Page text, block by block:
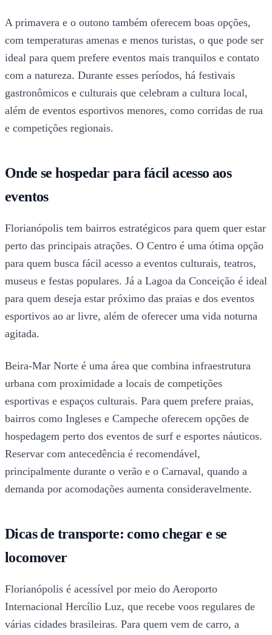
A primavera e o outono também oferecem boas opções,
com temperaturas amenas e menos turistas, o que pode ser
ideal para quem prefere eventos mais tranquilos e contato
com a natureza. Durante esses períodos, há festivais
gastronômicos e culturais que celebram a cultura local,
além de eventos esportivos menores, como corridas de rua
e competições regionais.
Onde se hospedar para fácil acesso aos
eventos
Florianópolis tem bairros estratégicos para quem quer estar
perto das principais atrações. O Centro é uma ótima opção
para quem busca fácil acesso a eventos culturais, teatros,
museus e festas populares. Já a Lagoa da Conceição é ideal
para quem deseja estar próximo das praias e dos eventos
esportivos ao ar livre, além de oferecer uma vida noturna
agitada.
Beira-Mar Norte é uma área que combina infraestrutura
urbana com proximidade a locais de competições
esportivas e espaços culturais. Para quem prefere praias,
bairros como Ingleses e Campeche oferecem opções de
hospedagem perto dos eventos de surf e esportes náuticos.
Reservar com antecedência é recomendável,
principalmente durante o verão e o Carnaval, quando a
demanda por acomodações aumenta consideravelmente.
Dicas de transporte: como chegar e se
locomover
Florianópolis é acessível por meio do Aeroporto
Internacional Hercílio Luz, que recebe voos regulares de
várias cidades brasileiras. Para quem vem de carro, a